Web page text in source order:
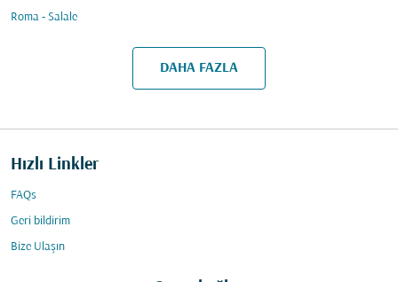
Roma - Salale
DAHA FAZLA
Hızlı Linkler
FAQs
Geri bildirim
Bize Ulaşın